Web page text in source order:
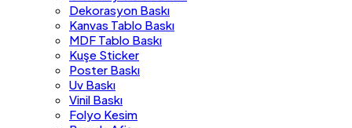
Dekorasyon Baskı
Kanvas Tablo Baskı
MDF Tablo Baskı
Kuşe Sticker
Poster Baskı
Uv Baskı
Vinil Baskı
Folyo Kesim